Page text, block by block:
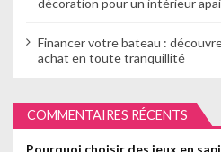
décoration pour un intérieur
Financer votre bateau :
achat en toute tranquillité
COMMENTAIRES RÉCENTS
Pourquoi choisir des jeux en